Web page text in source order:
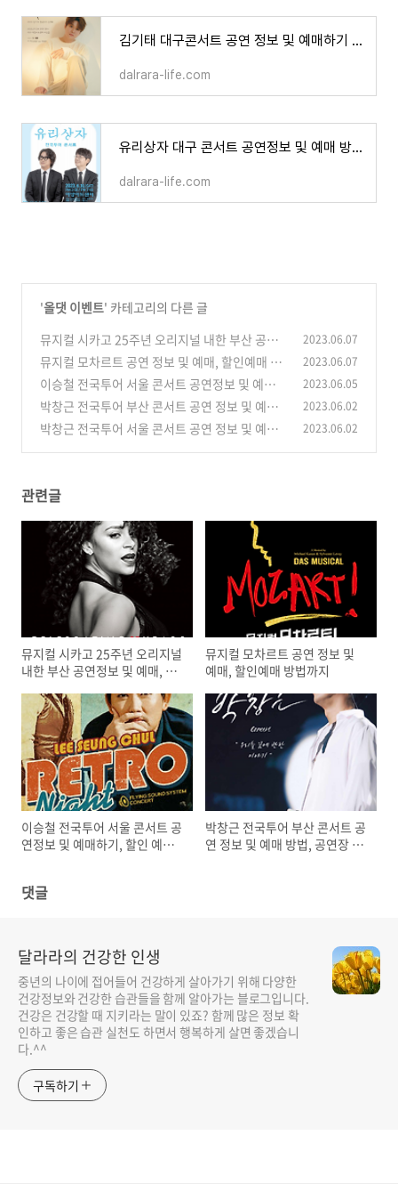
김기태 대구콘서트 공연 정보 및 예매하기 할인예매 방법 공연장 정보
dalrara-life.com
유리상자 대구 콘서트 공연정보 및 예매 방법 공연장 안내
dalrara-life.com
'올댓 이벤트' 카테고리의 다른 글
뮤지컬 시카고 25주년 오리지널 내한 부산 공연
정보 및 예매, 예매할인 (0)
2023.06.07
뮤지컬 모차르트 공연 정보 및 예매, 할인예매 방
법까지
(0)
2023.06.07
이승철 전국투어 서울 콘서트 공연정보 및 예매하
기, 할인 예매 방법
(0)
2023.06.05
박창근 전국투어 부산 콘서트 공연 정보 및 예매
방법, 공연장 안내 (0)
2023.06.02
박창근 전국투어 서울 콘서트 공연 정보 및 예매
2023.06.02
관련글
뮤지컬 시카고 25주년 오리지널
내한 부산 공연정보 및 예매, 예
뮤지컬 모차르트 공연 정보 및
예매, 할인예매 방법까지
이승철 전국투어 서울 콘서트 공
연정보 및 예매하기, 할인 예매
박창근 전국투어 부산 콘서트 공
연 정보 및 예매 방법, 공연장 안
댓글
달라라의 건강한 인생
중년의 나이에 접어들어 건강하게 살아가기 위해 다양한
건강정보와 건강한 습관들을 함께 알아가는 블로그입니다.
건강은 건강할 때 지키라는 말이 있죠? 함께 많은 정보 확
인하고 좋은 습관 실천도 하면서 행복하게 살면 좋겠습니
다.^^
구독하기